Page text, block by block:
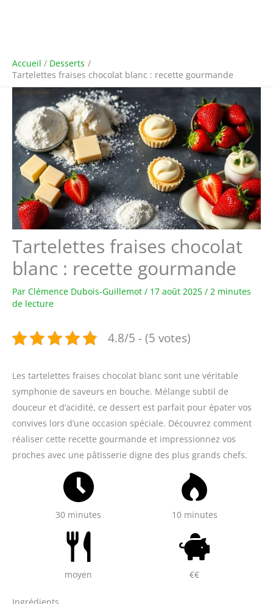
Accueil
Desserts
Tartelettes fraises chocolat blanc : recette gourmande
Tartelettes fraises chocolat
blanc : recette gourmande
Par Clémence Dubois-Guillemot / 17 août 2025 / 2 minutes
de lecture
4.8/5 - (5 votes)
Les tartelettes fraises chocolat blanc sont une véritable
symphonie de saveurs en bouche. Mélange subtil de
douceur et d’acidité, ce dessert est parfait pour épater vos
convives lors d’une occasion spéciale. Découvrez comment
réaliser cette recette gourmande et impressionnez vos
proches avec une pâtisserie digne des plus grands chefs.
30 minutes 10 minutes
moyen €€
Ingrédients